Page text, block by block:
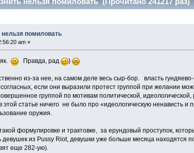
нельзя помиловать
am »
Правда, рад )
из-за нее, на самом деле весь сыр-бор. власть
если они выразили протест группой при желании
группой по мотивам политической,
этой статье ничего не было про «идеологическую ненависть и
оружия.
формулировке и трактовке, за ерундовый проступок,
девушек из Pussy Riot, девушки уже больше месяца находятся
еще 282-ую).